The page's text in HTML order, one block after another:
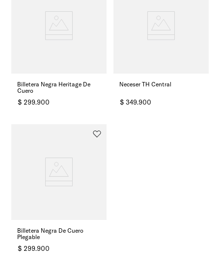
Billetera Negra Heritage De
Cuero
$ 299.900
Neceser TH Central
$ 349.900
Billetera Negra De Cuero
Plegable
$ 299.900